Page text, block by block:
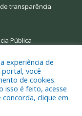
transparência
Pública
de Limoeiro
experiência de
portal, você
de cookies.
isso é feito, acesse
concorda, clique em